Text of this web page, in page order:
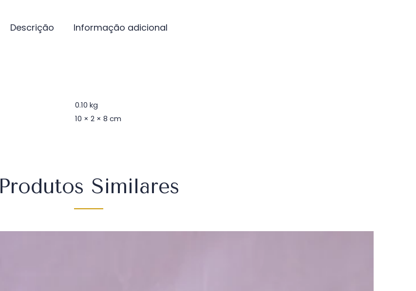
Descrição Informação adicional
0.10 kg
10 × 2 × 8 cm
Produtos Similares